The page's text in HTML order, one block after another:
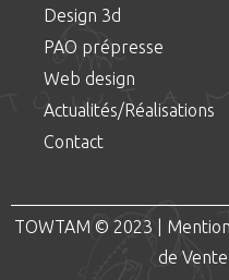
Design 3d
PAO prépresse
Web design
Actualités/Réalisations
Contact
TOWTAM © 2023 |
de Vente